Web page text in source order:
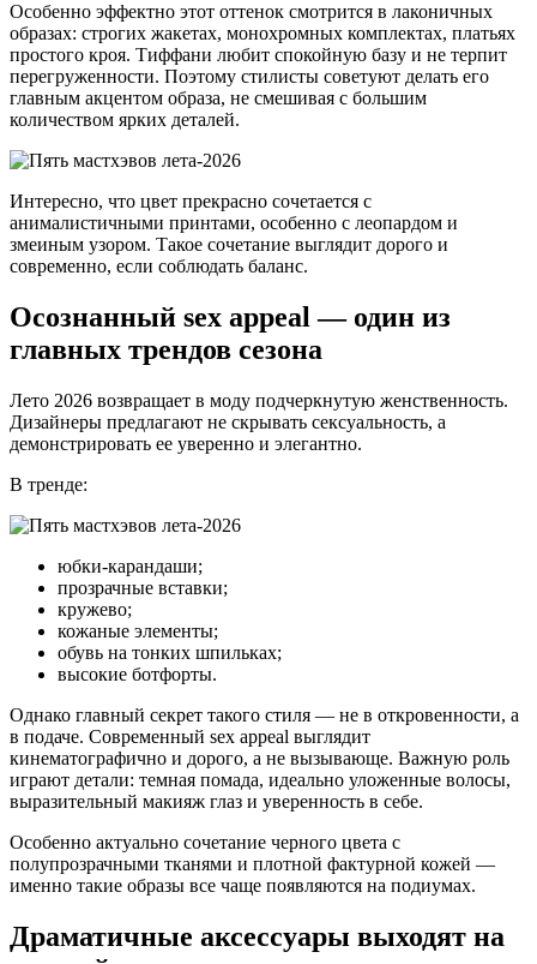
Особенно эффектно этот оттенок смотрится в лаконичных
образах: строгих жакетах, монохромных комплектах, платьях
простого кроя. Тиффани любит спокойную базу и не терпит
перегруженности. Поэтому стилисты советуют делать его
главным акцентом образа, не смешивая с большим
количеством ярких деталей.
Интересно, что цвет прекрасно сочетается с
анималистичными принтами, особенно с леопардом и
змеиным узором. Такое сочетание выглядит дорого и
современно, если соблюдать баланс.
Осознанный sex appeal — один из
главных трендов сезона
Лето 2026 возвращает в моду подчеркнутую женственность.
Дизайнеры предлагают не скрывать сексуальность, а
демонстрировать ее уверенно и элегантно.
В тренде:
юбки-карандаши;
прозрачные вставки;
кружево;
кожаные элементы;
обувь на тонких шпильках;
высокие ботфорты.
Однако главный секрет такого стиля — не в откровенности, а
в подаче. Современный sex appeal выглядит
кинематографично и дорого, а не вызывающе. Важную роль
играют детали: темная помада, идеально уложенные волосы,
выразительный макияж глаз и уверенность в себе.
Особенно актуально сочетание черного цвета с
полупрозрачными тканями и плотной фактурной кожей —
именно такие образы все чаще появляются на подиумах.
Драматичные аксессуары выходят на